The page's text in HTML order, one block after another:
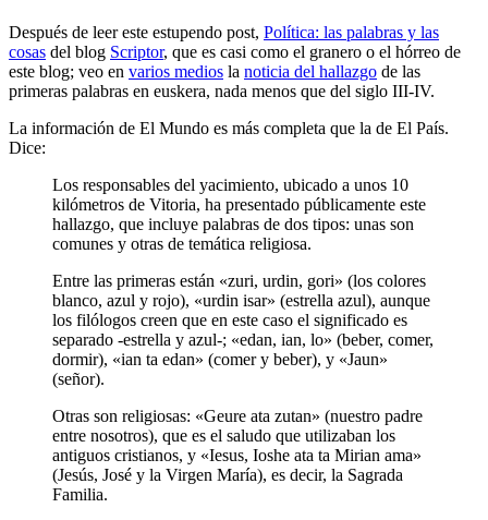
Después de leer este estupendo post, Política: las palabras y las
cosas del blog Scriptor, que es casi como el granero o el hórreo de
este blog; veo en varios medios la noticia del hallazgo de las
primeras palabras en euskera, nada menos que del siglo III-IV.
La información de El Mundo es más completa que la de El País.
Dice:
Los responsables del yacimiento, ubicado a unos 10
kilómetros de Vitoria, ha presentado públicamente este
hallazgo, que incluye palabras de dos tipos: unas son
comunes y otras de temática religiosa.
Entre las primeras están «zuri, urdin, gori» (los colores
blanco, azul y rojo), «urdin isar» (estrella azul), aunque
los filólogos creen que en este caso el significado es
separado -estrella y azul-; «edan, ian, lo» (beber, comer,
dormir), «ian ta edan» (comer y beber), y «Jaun»
(señor).
Otras son religiosas: «Geure ata zutan» (nuestro padre
entre nosotros), que es el saludo que utilizaban los
antiguos cristianos, y «Iesus, Ioshe ata ta Mirian ama»
(Jesús, José y la Virgen María), es decir, la Sagrada
Familia.